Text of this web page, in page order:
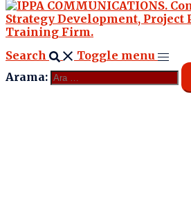
Search
Toggle menu
Arama: